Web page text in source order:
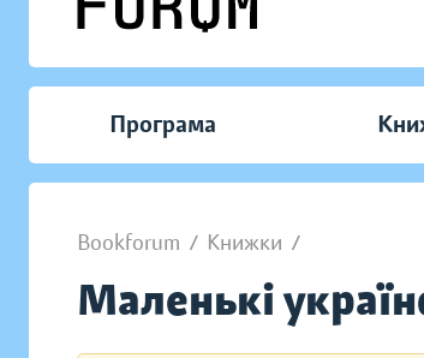
Програма
Bookforum / Книжки /
Маленькі